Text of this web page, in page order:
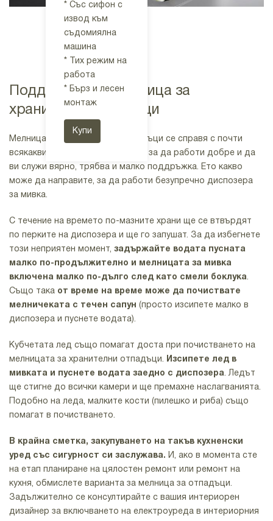
* Със сифон с
извод към
съдомиялна
машина
* Тих режим на
работа
* Бърз и лесен
монтаж
Купи
с извод за
съдомиялна.
Камерата за
смилане на
отпадъци пък
е изработена
от
антибактериал
ен материал,
който потиска
растежа на
поддържа
вътрешността
миризми
Купи
Поддръжка на мелница за
хранителни отпадъци
Мелницата за хранителни отпадъци се справя с почти
всякакви остатъци от храна, но, за да работи добре и да
ви служи вярно, трябва и малко поддръжка. Ето какво
може да направите, за да работи безупречно диспозера
за мивка.
С течение на времето по-мазните храни ще се втвърдят
по перките на диспозера и ще го запушат. За да избегнете
този неприятен момент, задържайте водата пусната
малко по-продължително и мелницата за мивка
включена малко по-дълго след като смели боклука.
Също така от време на време може да почиствате
мелничеката с течен сапун (просто изсипете малко в
диспозера и пуснете водата).
Кубчетата лед също помагат доста при почистването на
мелницата за хранителни отпадъци.
Изсипете лед в
мивката и пуснете водата заедно с диспозера. Ледът
ще стигне до всички камери и ще премахне наслагванията.
Подобно на леда, малките кости (пилешко и риба) също
помагат в почистването.
В крайна сметка, закупуването на такъв кухненски
уред със сигурност си заслужава. И, ако в момента сте
на етап планиране на цялостен ремонт или ремонт на
кухня, обмислете варианта за мелница за отпадъци.
Задължително се консултирайте с вашия интериорен
дизайнер за включването на електроуреда в интериорния